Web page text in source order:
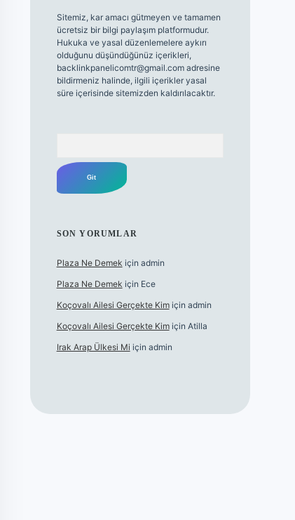
Sitemiz, kar amacı gütmeyen ve tamamen
ücretsiz bir bilgi paylaşım platformudur.
Hukuka ve yasal düzenlemelere aykırı
olduğunu düşündüğünüz içerikleri,
backlinkpanelicomtr@gmail.comadresine
bildirmeniz halinde, ilgili içerikler yasal
süre içerisinde sitemizden kaldırılacaktır.
SON YORUMLAR
Plaza Ne Demek için admin
Plaza Ne Demek için Ece
Koçovalı Ailesi Gerçekte Kimiçin admin
Koçovalı Ailesi Gerçekte Kimiçin Atilla
Irak Arap Ülkesi Mi için admin